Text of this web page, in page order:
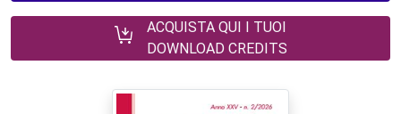
ACQUISTA QUI I TUOI
DOWNLOAD CREDITS